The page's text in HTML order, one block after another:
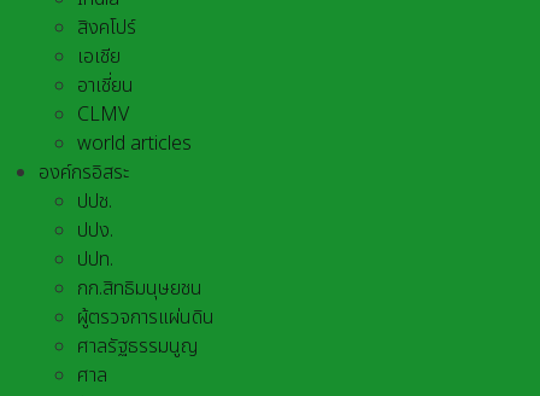
สิงคโปร์
เอเชีย
อาเชี่ยน
CLMV
world articles
องค์กรอิสระ
ปปช.
ปปง.
ปปท.
กก.สิทธิมนุษยชน
ผู้ตรวจการแผ่นดิน
ศาลรัฐธรรมนูญ
ศาล